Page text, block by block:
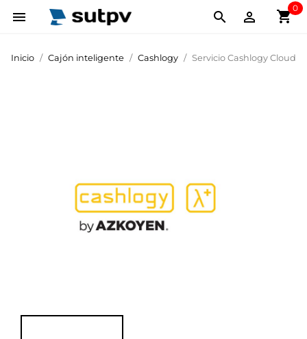
 shopping_cart
0


Inicio Cajón inteligente Cashlogy Servicio Cashlogy Cloud